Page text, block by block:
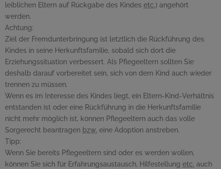
leiblichen Eltern auf Rückgabe des Kindes etc.) angehört
werden.
Achtung:
Ziel der Fremdunterbringung ist letztlich die Rückführung des
Kindes in seine Herkunftsfamilie, sobald sich dort die
Erziehungssituation verbessert. Als Pflegeeltern sollten Sie
deshalb darauf vorbereitet sein, sich von dem Kind auch wieder
trennen zu müssen.
Wenn es im Interesse des Kindes liegt, ein Eltern-Kind-Verhältnis
entstanden ist oder eine Rückführung in die Herkunftsfamilie
nicht mehr möglich ist, können Pflegeeltern auch das volle
Sorgerecht beantragen bzw. eine Adoption anstreben.
Tipp:
Wenn Sie bereits Pflegeeltern sind oder es werden wollen,
können Sie sich für Erfahrungsaustausch, Hilfestellung etc. auch